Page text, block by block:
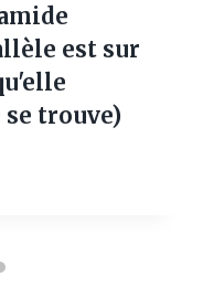
est sur
trouve)